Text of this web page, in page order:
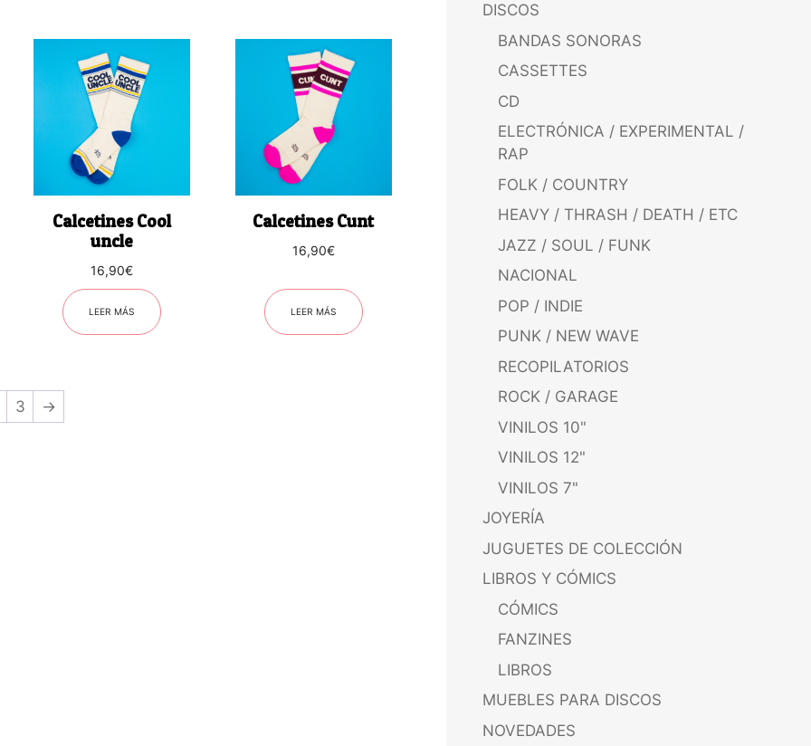
Calcetines Cool
uncle
16,90€
LEER MÁS
Calcetines Cunt
16,90€
LEER MÁS
3 →
DISCOS
BANDAS SONORAS
CASSETTES
CD
ELECTRÓNICA / EXPERIMENTAL /
RAP
FOLK / COUNTRY
HEAVY / THRASH / DEATH / ETC
JAZZ / SOUL / FUNK
NACIONAL
POP / INDIE
PUNK / NEW WAVE
RECOPILATORIOS
ROCK / GARAGE
VINILOS 10"
VINILOS 12"
VINILOS 7"
JOYERÍA
JUGUETES DE COLECCIÓN
LIBROS Y CÓMICS
CÓMICS
FANZINES
LIBROS
MUEBLES PARA DISCOS
NOVEDADES